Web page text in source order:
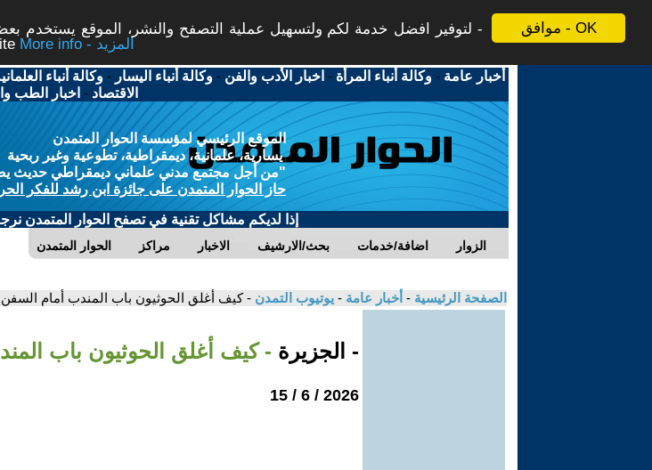
موافق - OK
لتوفير افضل خدمة لكم ولتسهيل عملية التصفح والنشر، الموقع يستخدم
More info - المزيد
أخبار عامة -وكالة أنباء المرأة - اخبار الأدب والفن -وكالة أنباء اليسار -وكالة أنباء
الاقتصاد - اخبار الطب
الموقع الرئيسي لمؤسسة الحوار المتمدن
يسارية، علمانية، ديمقراطية، تطوعية وغير ربحية
"من أجل مجتمع مدني علماني ديمقراطي حديث
حاز الحوار المتمدن على جائزة ابن رشد للفكر
إذا لديكم مشاكل تقنية في تصفح الحوار المتمدن
الحوار المتمدن مراكز الاخبار بحث/الارشيف اضافة/خدمات الزوار
الصفحة الرئيسية - أخبار عامة - يوتيوب التمدن - كيف أغلق الحوثيون باب المندب أمام السفن
- الجزيرة - كيف أغلق الحوثيون باب
2026 / 6 / 15